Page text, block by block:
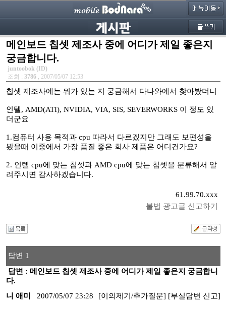
메인보드 칩셋 제조사 중에 어디가 제일 좋은지
궁금합니다.
juntoobok (ID)
조회 : 3786 , 2007/05/07 12:53
칩셋 제조사에는 뭐가 있는 지 궁금해서 다나와에서 찾아봤더니
인텔, AMD(ATI), NVIDIA, VIA, SIS, SEVERWORKS 이 정도 있
더군요
1.컴퓨터 사용 목적과 cpu 따라서 다르겠지만 그래도 보편성을
봤을때 이중에서 가장 품질 좋은 회사 제품은 어디건가요?
2. 인텔 cpu에 맞는 칩셋과 AMD cpu에 맞는 칩셋을 분류해서 알
려주시면 감사하겠습니다.
61.99.70.xxx
불법 광고글 신고하기
답변 1
답변 : 메인보드 칩셋 제조사 중에 어디가 제일 좋은지 궁금합니
다.
니 애미
2007/05/07 23:28 [이의제기/추가질문] [부실답변 신고]